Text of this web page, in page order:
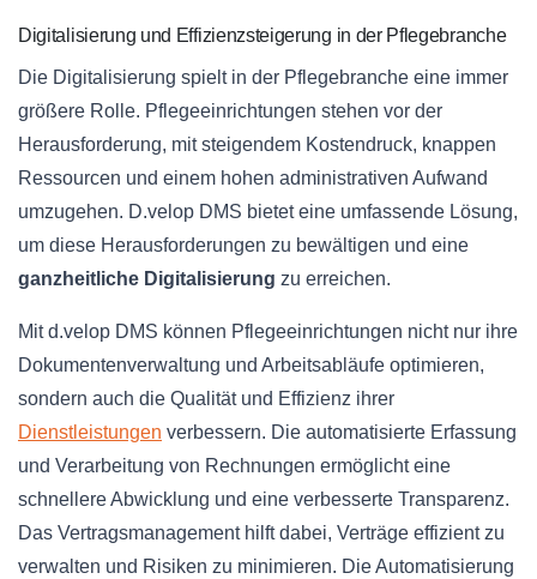
Digitalisierung und Effizienzsteigerung in der Pflegebranche
Die Digitalisierung spielt in der Pflegebranche eine immer
größere Rolle. Pflegeeinrichtungen stehen vor der
Herausforderung, mit steigendem Kostendruck, knappen
Ressourcen und einem hohen administrativen Aufwand
umzugehen. D.velop DMS bietet eine umfassende Lösung,
um diese Herausforderungen zu bewältigen und eine
ganzheitliche Digitalisierung zu erreichen.
Mit d.velop DMS können Pflegeeinrichtungen nicht nur ihre
Dokumentenverwaltung und Arbeitsabläufe optimieren,
sondern auch die Qualität und Effizienz ihrer
Dienstleistungen verbessern. Die automatisierte Erfassung
und Verarbeitung von Rechnungen ermöglicht eine
schnellere Abwicklung und eine verbesserte Transparenz.
Das Vertragsmanagement hilft dabei, Verträge effizient zu
verwalten und Risiken zu minimieren. Die Automatisierung